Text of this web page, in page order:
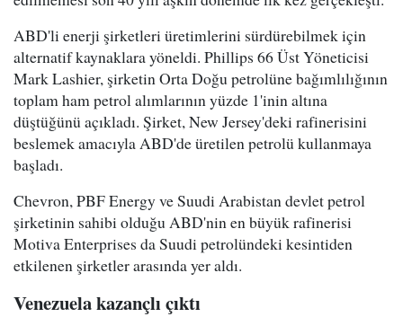
ABD'li enerji şirketleri üretimlerini sürdürebilmek için
alternatif kaynaklara yöneldi. Phillips 66 Üst Yöneticisi
Mark Lashier, şirketin Orta Doğu petrolüne bağımlılığının
toplam ham petrol alımlarının yüzde 1'inin altına
düştüğünü açıkladı. Şirket, New Jersey'deki rafinerisini
beslemek amacıyla ABD'de üretilen petrolü kullanmaya
başladı.
Chevron, PBF Energy ve Suudi Arabistan devlet petrol
şirketinin sahibi olduğu ABD'nin en büyük rafinerisi
Motiva Enterprises da Suudi petrolündeki kesintiden
etkilenen şirketler arasında yer aldı.
Venezuela kazançlı çıktı